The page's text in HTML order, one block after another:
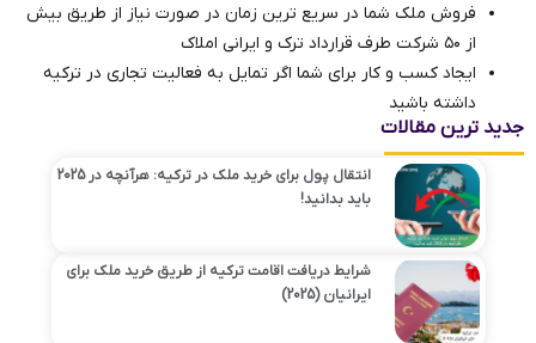
فروش ملک شما در سریع ترین زمان در صورت نیاز از طریق بیش
از ۵۰ شرکت طرف قرارداد ترک و ایرانی املاک
ایجاد کسب و کار برای شما اگر تمایل به فعالیت تجاری در ترکیه
داشته باشید
جدید ترین مقالات
انتقال پول برای خرید ملک در ترکیه: هرآنچه در 2025
باید بدانید!
شرایط دریافت اقامت ترکیه از طریق خرید ملک برای
ایرانیان (2025)